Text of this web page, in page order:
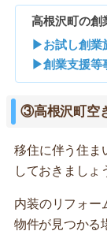
高根沢町の創
▶お試し創業
▶創業支援等
③高根沢町空
移住に伴う住ま
しておきましょ
内装のリフォー
物件が見つかる